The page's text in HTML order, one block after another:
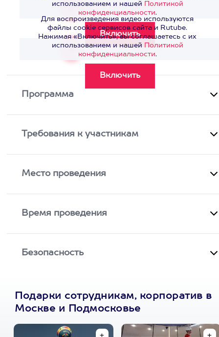
Смотреть видео>
использованием и нашей Политикой
конфиденциальности.
Смотреть видео>
Для воспроизведения видео используются
файлы cookie сервисов сайта и Rutube.
Нажимая «Включить», вы соглашаетесь с их
использованием и нашей Политикой
конфиденциальности.
Программа
Требования к участникам
Место проведения
Время проведения
Безопасность
Подарки сотрудникам, корпоратив в
Москве и Подмосковье